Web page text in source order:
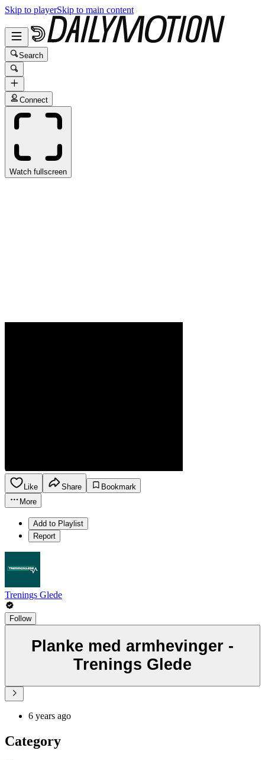
Skip to playerSkip to main content
Search
Connect
Watch fullscreen
Like Share
Bookmark
More
Add to Playlist
Report
Trenings Glede
Follow
Planke med armhevinger -
Trenings Glede
6 years ago
Category